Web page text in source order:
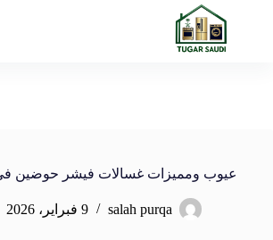
عيوب ومميزات غسالات فيشر حوضين في
salah purqa 9 فبراير، 2026